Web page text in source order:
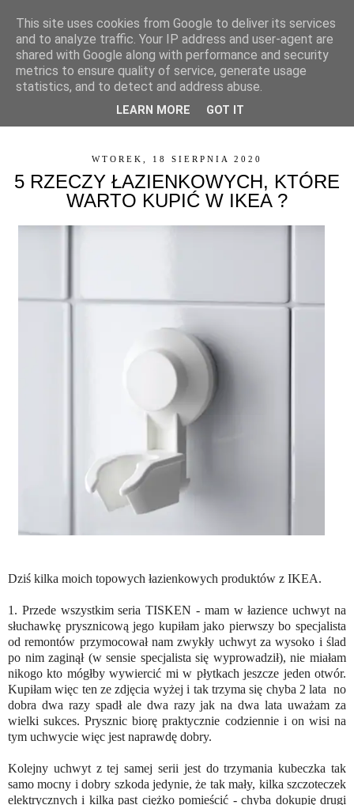
▼
WTOREK, 18 SIERPNIA 2020
5 RZECZY ŁAZIENKOWYCH, KTÓRE
WARTO KUPIĆ W IKEA ?
Dziś kilka moich topowych łazienkowych produktów z IKEA.
1. Przede wszystkim seria TISKEN - mam w łazience uchwyt na
słuchawkę prysznicową jego kupiłam jako pierwszy bo specjalista
od remontów przymocował nam zwykły uchwyt za wysoko i ślad
po nim zaginął (w sensie specjalista się wyprowadził), nie miałam
nikogo kto mógłby wywiercić mi w płytkach jeszcze jeden otwór.
Kupiłam więc ten ze zdjęcia wyżej i tak trzyma się chyba 2 lata no
dobra dwa razy spadł ale dwa razy jak na dwa lata uważam za
wielki sukces. Prysznic biorę praktycznie codziennie i on wisi na
tym uchwycie więc jest naprawdę dobry.
Kolejny uchwyt z tej samej serii jest do trzymania kubeczka tak
samo mocny i dobry szkoda jedynie, że tak mały, kilka szczoteczek
elektrycznych i kilka past ciężko pomieścić - chyba dokupię drugi
This site uses cookies from Google to deliver its services
and to analyze traffic. Your IP address and user-agent are
shared with Google along with performance and security
metrics to ensure quality of service, generate usage
statistics, and to detect and address abuse.
LEARN MORE GOT IT